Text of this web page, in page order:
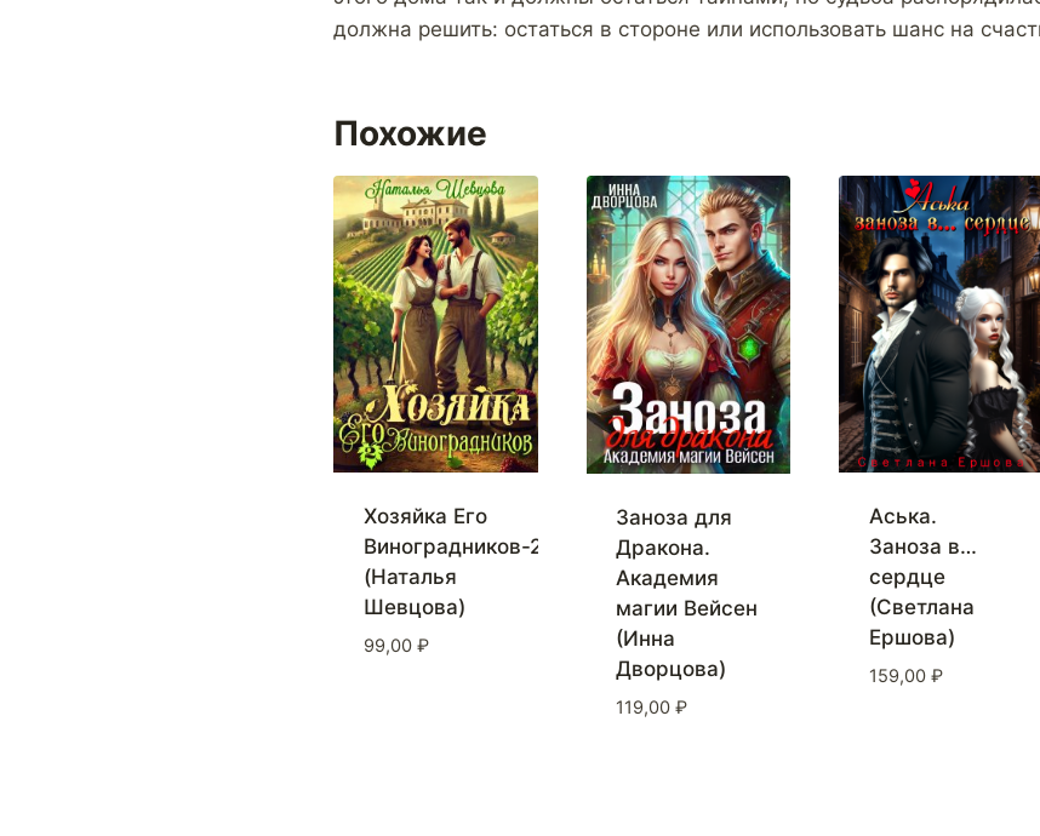
должна решить: остаться в стороне или использовать шанс на
Похожие
Хозяйка Его
Виноградников-2
(Наталья
Шевцова)
99,00 ₽
Заноза для
Дракона.
Академия
магии Вейсен
(Инна
Дворцова)
119,00 ₽
Аська.
Заноза в…
сердце
(Светлана
Ершова)
159,00 ₽